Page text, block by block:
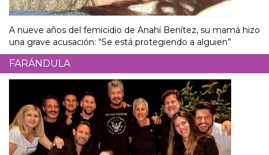
A nueve años del femicidio de Anahí Benítez, su mamá hizo
una grave acusación: “Se está protegiendo a alguien”
FARÁNDULA